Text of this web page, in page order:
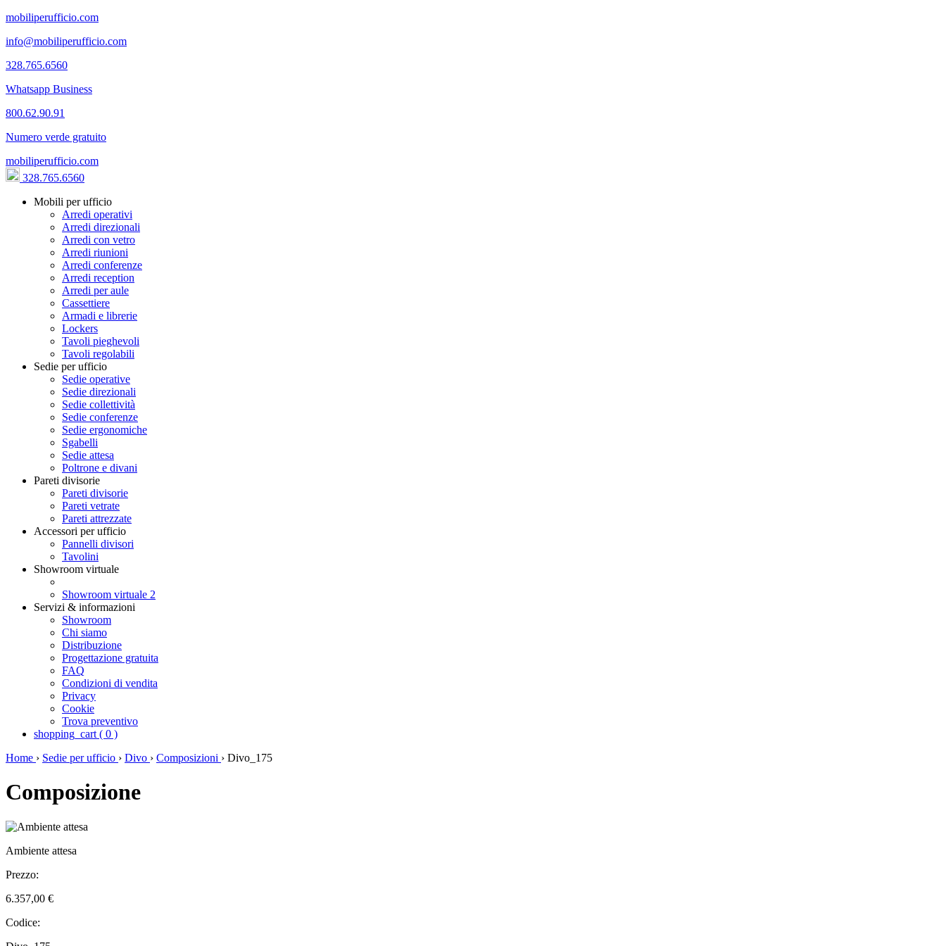
mobiliperufficio.com
info@mobiliperufficio.com
328.765.6560
Whatsapp Business
800.62.90.91
Numero verde gratuito
mobiliperufficio.com
328.765.6560
Mobili per ufficio
Arredi operativi
Arredi direzionali
Arredi con vetro
Arredi riunioni
Arredi conferenze
Arredi reception
Arredi per aule
Cassettiere
Armadi e librerie
Lockers
Tavoli pieghevoli
Tavoli regolabili
Sedie per ufficio
Sedie operative
Sedie direzionali
Sedie collettività
Sedie conferenze
Sedie ergonomiche
Sgabelli
Sedie attesa
Poltrone e divani
Pareti divisorie
Pareti divisorie
Pareti vetrate
Pareti attrezzate
Accessori per ufficio
Pannelli divisori
Tavolini
Showroom virtuale
Showroom virtuale 2
Servizi & informazioni
Showroom
Chi siamo
Distribuzione
Progettazione gratuita
FAQ
Condizioni di vendita
Privacy
Cookie
Trova preventivo
shopping_cart ( 0 )
Home › Sedie per ufficio › Divo › Composizioni › Divo_175
Composizione
Ambiente attesa
Prezzo:
6.357,00 €
Codice: